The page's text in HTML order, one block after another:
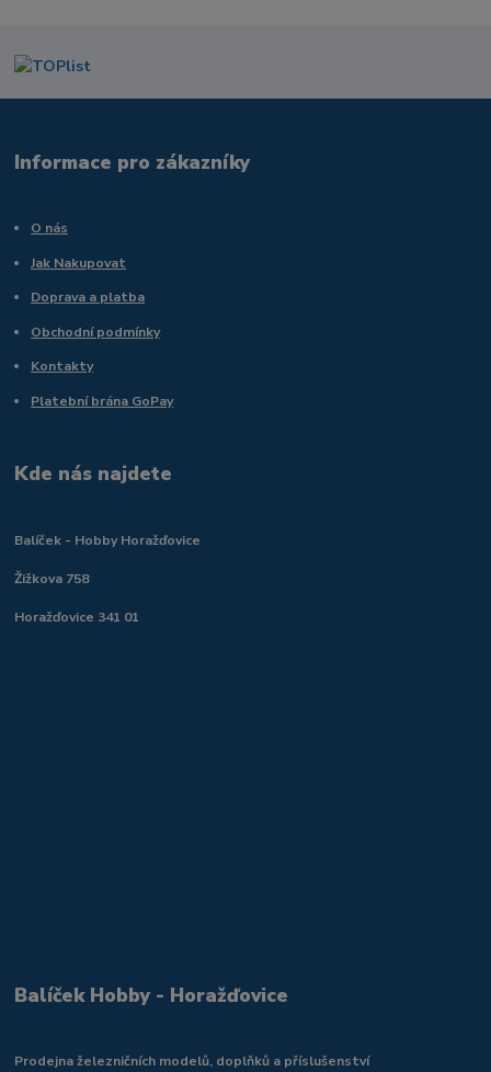
Informace pro zákazníky
O nás
Jak Nakupovat
Doprava a platba
Obchodní podmínky
Kontakty
Platební brána GoPay
Kde nás najdete
Balíček - Hobby Horažďovice
Žižkova 758
Horažďovice 341 01
Balíček Hobby - Horažďovice
Prodejna železničních modelů, doplňků a příslušenství